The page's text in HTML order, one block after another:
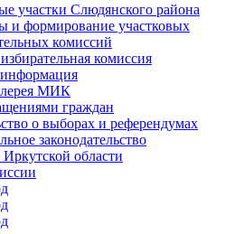
участки Слюдянского района
и формирование участковых
комиссий
комиссия
МИК
граждан
о выборах и референдумах
законодательство
области